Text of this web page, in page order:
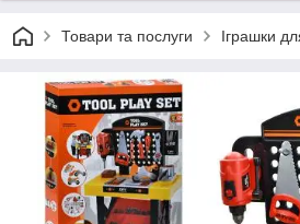
Товари та послуги Іграшки